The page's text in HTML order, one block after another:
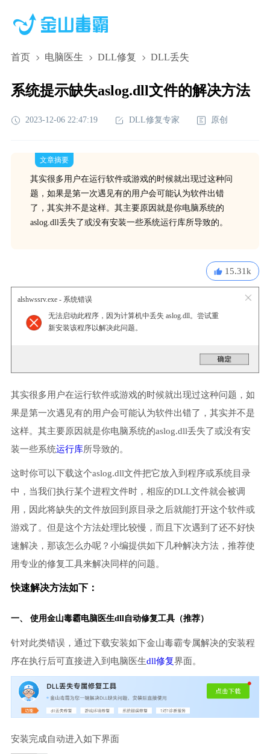
首页 电脑医生 DLL修复 DLL丢失
系统提示缺失aslog.dll文件的解决方法
2023-12-06 22:47:19 DLL修复专家 原创
文章摘要
其实很多用户在运行软件或游戏的时候就出现过这种问
题，如果是第一次遇见有的用户会可能认为软件出错
了，其实并不是这样。其主要原因就是你电脑系统的
aslog.dll丢失了或没有安装一些系统运行库所导致的。
15.31k
alshwssrv.exe - 系统错误
无法启动此程序，因为计算机中丢失 aslog.dll。尝试重
新安装该程序以解决此问题。
其实很多用户在运行软件或游戏的时候就出现过这种问题，如
果是第一次遇见有的用户会可能认为软件出错了，其实并不是
这样。其主要原因就是你电脑系统的aslog.dll丢失了或没有安
装一些系统运行库所导致的。
这时你可以下载这个aslog.dll文件把它放入到程序或系统目录
中，当我们执行某个进程文件时，相应的DLL文件就会被调
用，因此将缺失的文件放回到原目录之后就能打开这个软件或
游戏了。但是这个方法处理比较慢，而且下次遇到了还不好快
速解决，那该怎么办呢？小编提供如下几种解决方法，推荐使
用专业的修复工具来解决同样的问题。
快速解决方法如下：
一、 使用金山毒霸电脑医生dll自动修复工具（推荐）
针对此类错误，通过下载安装如下金山毒霸专属解决的安装程
序在执行后可直接进入到电脑医生dll修复界面。
安装完成自动进入如下界面